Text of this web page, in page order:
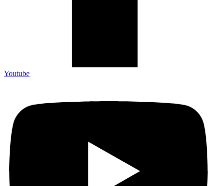
Youtube